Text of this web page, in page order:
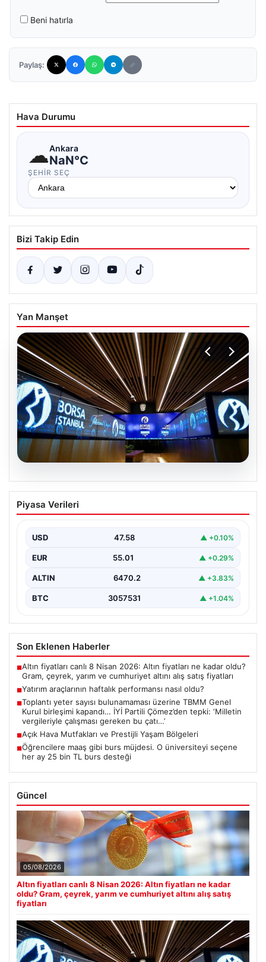
Beni hatırla
Paylaş:
Hava Durumu
☁Ankara
NaN°C
ŞEHIR SEÇ
Bizi Takip Edin
Yan Manşet
05.08.2026
Yatırım araçlarının haftalık performansı
nasıl oldu?
bazda ortalama yüzde 0,27 değer kaybederken,
altının…
Piyasa Verileri
USD 47.58 ▲ +0.10%
EUR 55.01 ▲ +0.29%
ALTIN 6470.2 ▲ +3.83%
BTC 3057531 ▲ +1.04%
Son Eklenen Haberler
■Altın fiyatları canlı 8 Nisan 2026: Altın fiyatları ne kadar oldu?
Gram, çeyrek, yarım ve cumhuriyet altını alış satış fiyatları
■Yatırım araçlarının haftalık performansı nasıl oldu?
■Toplantı yeter sayısı bulunamaması üzerine TBMM Genel
Kurul birleşimi kapandı… İYİ Partili Çömez’den tepki: ‘Milletin
vergileriyle çalışması gereken bu çatı…’
■Açık Hava Mutfakları ve Prestijli Yaşam Bölgeleri
■Öğrencilere maaş gibi burs müjdesi. O üniversiteyi seçene
her ay 25 bin TL burs desteği
Güncel
05/08/2026
Altın fiyatları canlı 8 Nisan 2026: Altın fiyatları ne kadar
oldu? Gram, çeyrek, yarım ve cumhuriyet altını alış satış
fiyatları